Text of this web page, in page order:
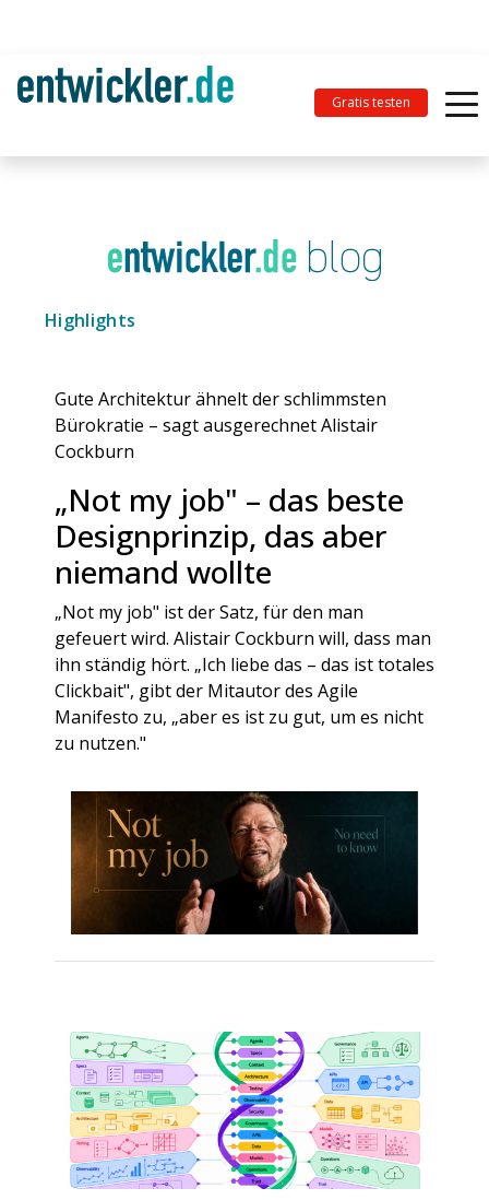
Gratis testen
Highlights
Gute Architektur ähnelt der schlimmsten
Bürokratie – sagt ausgerechnet Alistair
Cockburn
„Not my job" – das beste
Designprinzip, das aber
niemand wollte
„Not my job" ist der Satz, für den man
gefeuert wird. Alistair Cockburn will, dass man
ihn ständig hört. „Ich liebe das – das ist totales
Clickbait", gibt der Mitautor des Agile
Manifesto zu, „aber es ist zu gut, um es nicht
zu nutzen."